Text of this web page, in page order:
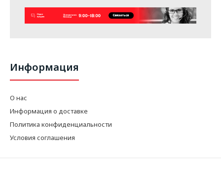
Информация
О нас
Информация о доставке
Политика конфиденциальности
Условия соглашения